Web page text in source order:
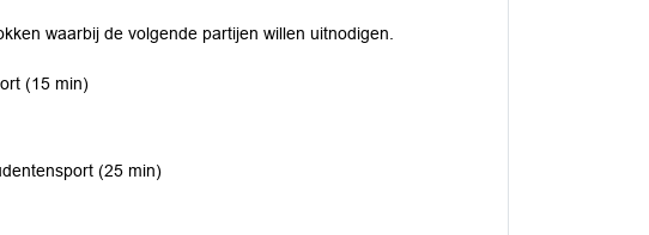
waarbij de volgende partijen willen uitnodigen.
(15 min)
(25 min)